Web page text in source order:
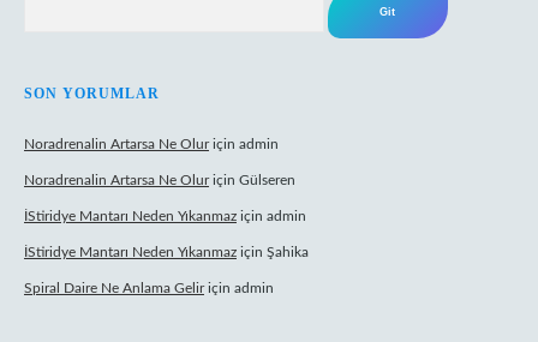
SON YORUMLAR
Noradrenalin Artarsa Ne Oluriçin admin
Noradrenalin Artarsa Ne Oluriçin Gülseren
İStiridye Mantarı Neden Yıkanmaz için admin
İStiridye Mantarı Neden Yıkanmaz için Şahika
Spiral Daire Ne Anlama Geliriçin admin